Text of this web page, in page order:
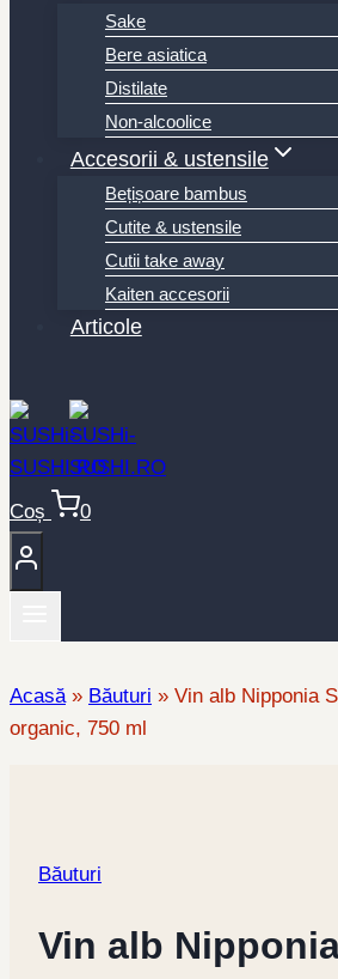
Sake
Bere asiatica
Distilate
Non-alcoolice
Accesorii & ustensile
Bețișoare bambus
Cutite & ustensile
Cutii take away
Kaiten accesorii
Articole
Coș 0
Acasă» Băuturi » Vin alb Nipponia
organic, 750 ml
Băuturi
Vin alb